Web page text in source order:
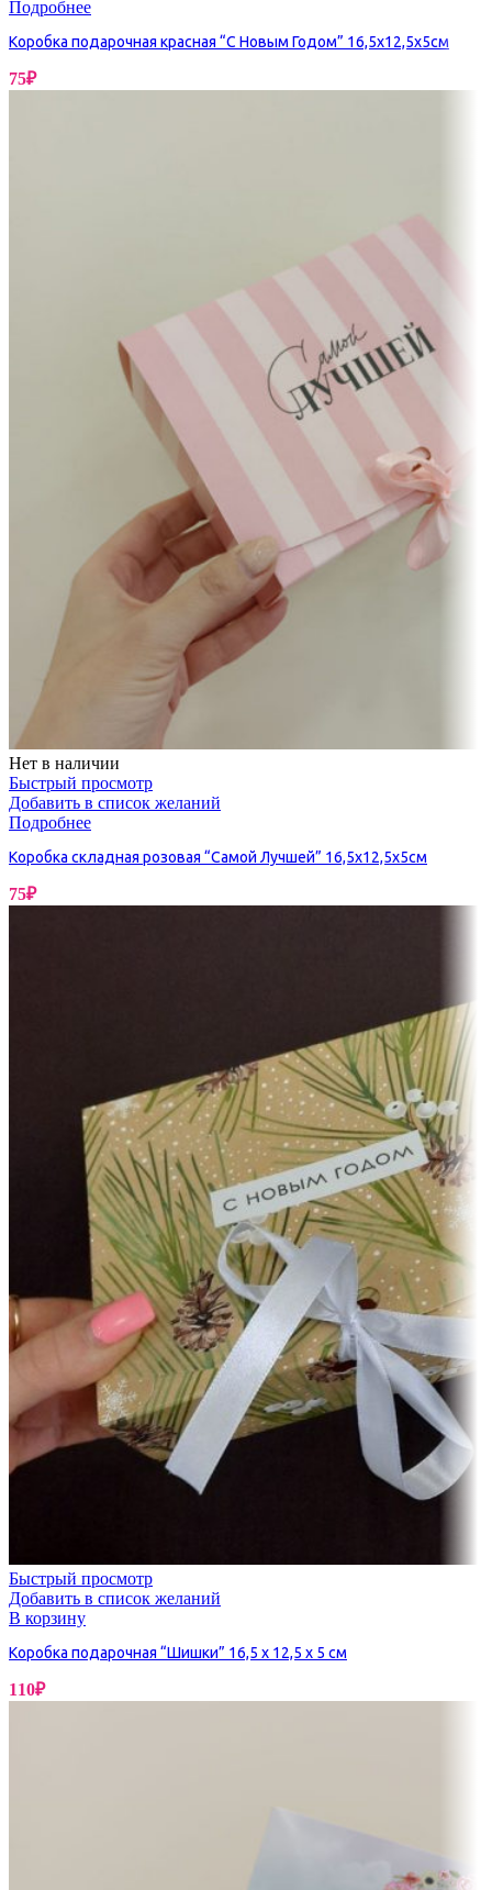
Подробнее
Коробка подарочная красная “С Новым Годом” 16,5х12,5х5см
75₽
Нет в наличии
Быстрый просмотр
Добавить в список желаний
Подробнее
Коробка складная розовая “Самой Лучшей” 16,5х12,5х5см
75₽
Быстрый просмотр
Добавить в список желаний
В корзину
Коробка подарочная “Шишки” 16,5 х 12,5 х 5 см
110₽